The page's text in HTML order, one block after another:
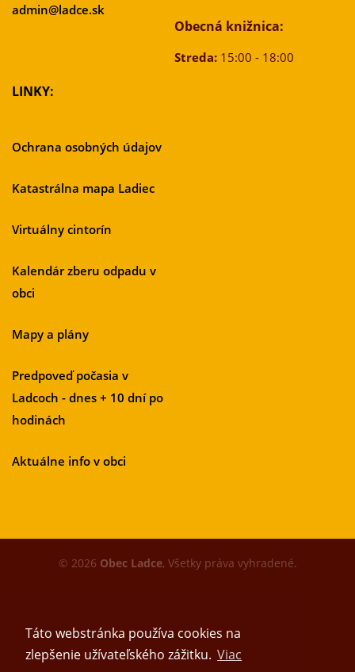
Táto webstránka používa cookies na
zlepšenie užívateľského zážitku. Viac
admin@ladce.sk
Obecná knižnica:
Streda:15:00 - 18:00
LINKY:
Ochrana osobných údajov
Katastrálna mapa Ladiec
Virtuálny cintorín
Kalendár zberu odpadu v
obci
Mapy a plány
Predpoveď počasia v
Ladcoch - dnes + 10 dní po
hodinách
Aktuálne info v obci
© 2026 Obec Ladce, Všetky práva vyhradené.